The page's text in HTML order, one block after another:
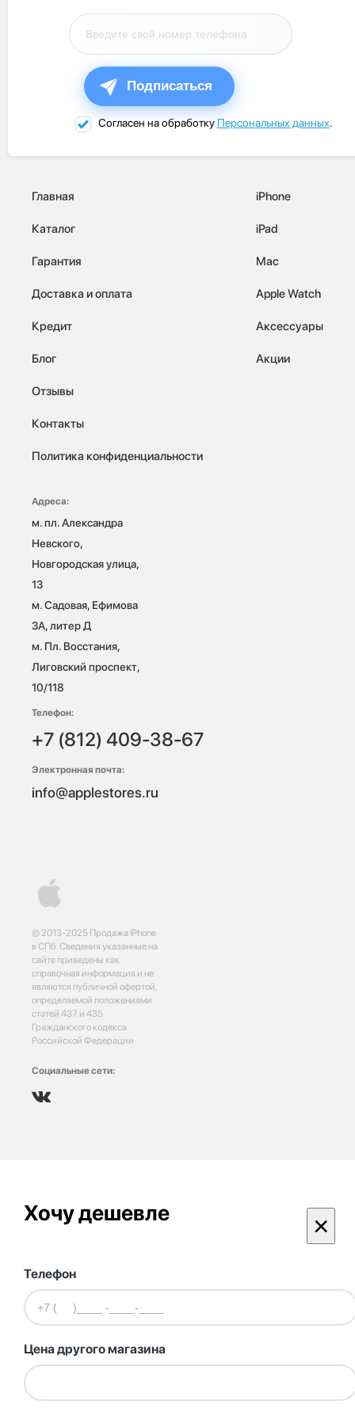
Подписаться
Согласен на обработку Персональных данных.
© 2013-2025 Продажа iPhone
в СПб. Сведения указанные на
сайте приведены как
справочная информация и не
являются публичной офертой,
определяемой положениями
статей 437 и 435
Гражданского кодекса
Российской Федерации
Социальные сети:
Главная
Каталог
Гарантия
Доставка и оплата
Кредит
Блог
Отзывы
Контакты
Политика конфиденциальности
iPhone
iPad
Mac
Apple Watch
Аксессуары
Акции
Адреса:
м. пл. Александра
Невского,
Новгородская улица,
13
м. Садовая, Ефимова
3А, литер Д
м. Пл. Восстания,
Лиговский проспект,
10/118
Телефон:
+7 (812) 409-38-67
Электронная почта:
info@applestores.ru
Хочу дешевле ×
Телефон
Цена другого магазина